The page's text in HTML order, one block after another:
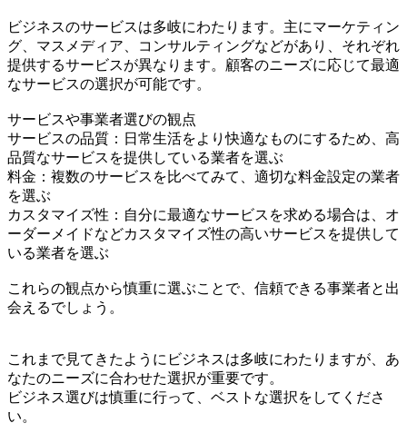
ビジネスのサービスは多岐にわたります。主にマーケティン
グ、マスメディア、コンサルティングなどがあり、それぞれ
提供するサービスが異なります。顧客のニーズに応じて最適
なサービスの選択が可能です。
サービスや事業者選びの観点
サービスの品質：日常生活をより快適なものにするため、高
品質なサービスを提供している業者を選ぶ
料金：複数のサービスを比べてみて、適切な料金設定の業者
を選ぶ
カスタマイズ性：自分に最適なサービスを求める場合は、オ
ーダーメイドなどカスタマイズ性の高いサービスを提供して
いる業者を選ぶ
これらの観点から慎重に選ぶことで、信頼できる事業者と出
会えるでしょう。
これまで見てきたようにビジネスは多岐にわたりますが、あ
なたのニーズに合わせた選択が重要です。
ビジネス選びは慎重に行って、ベストな選択をしてくださ
い。